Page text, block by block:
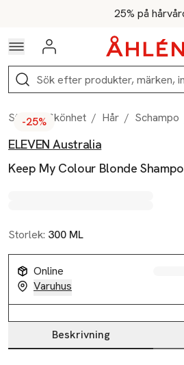
Hoppa till navigationsmenyn25% på
För medlemmar -
Logga in
Sök
Start / Skönhet / Hår / Schampo
Produktbilder
Hoppa över bildspelet
-25%
ELEVEN Australia
Keep My Colour Blonde
Storlek: 300 ML
Online
Varuhus
Produktinformation
Beskrivning